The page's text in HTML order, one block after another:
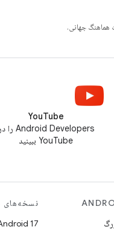
YouTube
Android Developers را در
YouTube ببینید
17